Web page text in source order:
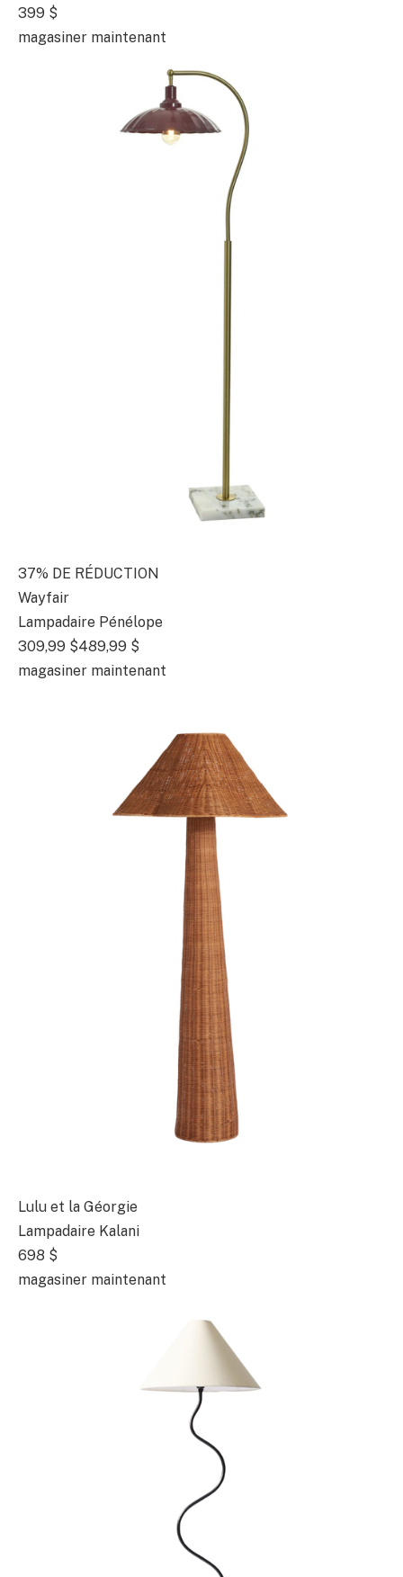
399 $
magasiner maintenant
37% DE RÉDUCTION
Wayfair
Lampadaire Pénélope
309,99 $489,99 $
magasiner maintenant
Lulu et la Géorgie
Lampadaire Kalani
698 $
magasiner maintenant